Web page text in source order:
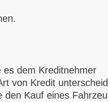
es dem Kreditnehmer
von Kredit
den Kauf eines